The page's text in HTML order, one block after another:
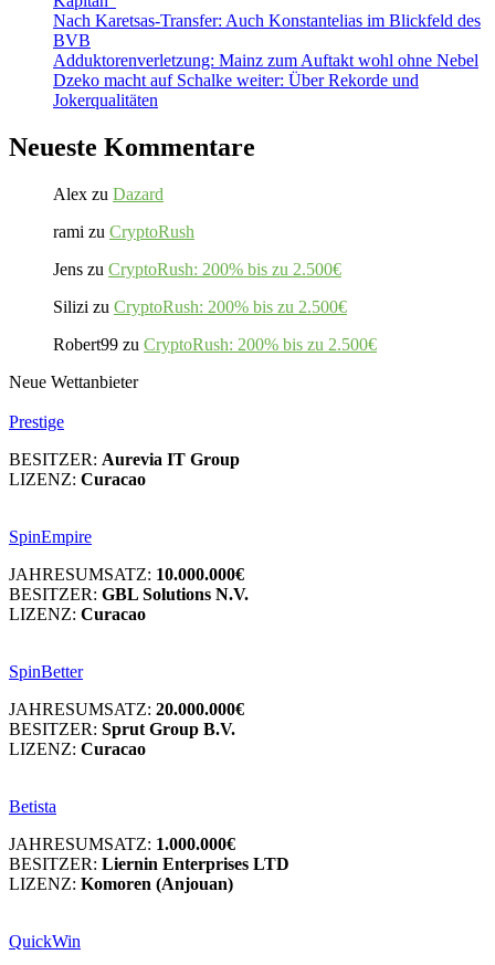
Nach Karetsas-Transfer: Auch Konstantelias im Blickfeld des
BVB
Adduktorenverletzung: Mainz zum Auftakt wohl ohne Nebel
Dzeko macht auf Schalke weiter: Über Rekorde und
Jokerqualitäten
Neueste Kommentare
Alex zu Dazard
rami zu CryptoRush
Jens zu CryptoRush: 200% bis zu 2.500€
Silizi zu CryptoRush: 200% bis zu 2.500€
Robert99 zu CryptoRush: 200% bis zu 2.500€
Neue Wettanbieter
Prestige
BESITZER: Aurevia IT Group
LIZENZ: Curacao
SpinEmpire
JAHRESUMSATZ: 10.000.000€
BESITZER: GBL Solutions N.V.
LIZENZ: Curacao
SpinBetter
JAHRESUMSATZ: 20.000.000€
BESITZER: Sprut Group B.V.
LIZENZ: Curacao
Betista
JAHRESUMSATZ: 1.000.000€
BESITZER: Liernin Enterprises LTD
LIZENZ: Komoren (Anjouan)
QuickWin